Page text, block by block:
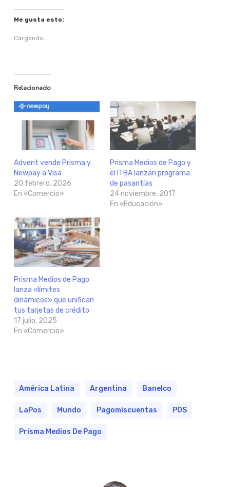
Me gusta esto:
Cargando...
Relacionado
Advent vende Prisma y
Newpay a Visa
20 febrero, 2026
En «Comercio»
Prisma Medios de Pago y
el ITBA lanzan programa
de pasantías
24 noviembre, 2017
En «Educación»
Prisma Medios de Pago
lanza «límites
dinámicos» que unifican
tus tarjetas de crédito
17 julio, 2025
En «Comercio»
América Latina Argentina Banelco
LaPos Mundo Pagomiscuentas POS
Prisma Medios De Pago